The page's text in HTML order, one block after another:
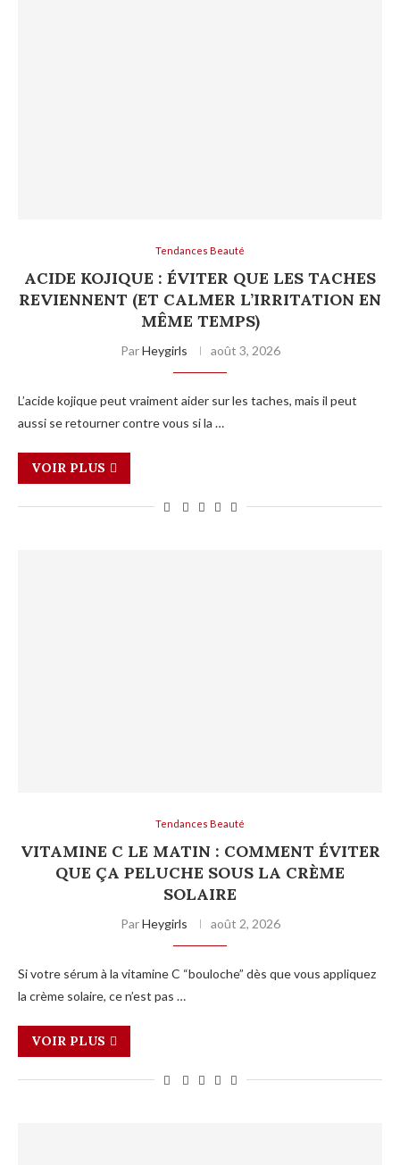
Tendances Beauté
ACIDE KOJIQUE : ÉVITER QUE LES TACHES
REVIENNENT (ET CALMER L’IRRITATION EN
MÊME TEMPS)
ParHeygirls août 3, 2026
L’acide kojique peut vraiment aider sur les taches, mais il peut
aussi se retourner contre vous si la …
VOIR PLUS
Tendances Beauté
VITAMINE C LE MATIN : COMMENT ÉVITER
QUE ÇA PELUCHE SOUS LA CRÈME
SOLAIRE
ParHeygirls août 2, 2026
Si votre sérum à la vitamine C “bouloche” dès que vous appliquez
la crème solaire, ce n’est pas …
VOIR PLUS